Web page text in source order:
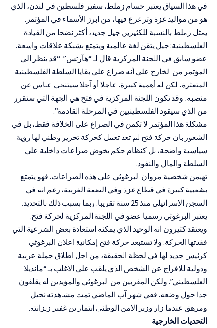
في هذا السياق يعتبر حسام زملط، سفير فلسطين في لندن، الذي
هو من مواليد غزة وترعرع فيها، من ابرز الأسماء في المؤتمر.
يمثل زملط بالنسبة للكثيرين جيل جديد، أكثر نضجا من القيادة
الفلسطينية: جيل يتقن لغة عالمية ويتمتع بشبكة علاقات واسعة.
عضو سابق في اللجنة المركزية قال لـ “هآرتس”: “قد ينظر الى
المؤتمر من الخارج على أنه صراع على بقايا السلطة الفلسطينية
المتعثرة، لكن له أهمية كبيرة. عاجلا أو آجلا سيتنحى عباس عن
منصبه، وقد تكون اللجنة المركزية في فتح هي الجهة التي ستقرر
من الذي سيقود الفلسطينيين في المرحلة القادمة”.
مشكلة هذا المؤتمر لا تكمن في الصراع على الخلافة فقط، بل في
الشعور بان حركة فتح لم تعد تعمل كحركة تحرير وطني لها رؤية
سياسية واضحة، بل كنظام حكم يخوض صراعات داخلية على
السلطة والمال والنفوذ.
تهيمن شخصية مروان البرغوثي على هذه الصراعات. فهو يتمتع
بشعبية كبيرة في قطاع غزة وفي الضفة الغربية، رغم انه في
السجن الإسرائيلي منذ 25 سنة تقريبا. ربما بسبب ذلك بالتحديد.
يعتبر البرغوثي رسميا عضو في اللجنة المركزية لحركة فتح.
ويعتقد كثيرون انه الوحيد الذي يمكنه استعادة بعض الشرعية التي
فقدتها الحركة. ولا تستبعد حركة فتح إمكانية اعلان البرغوثي
كرئيس جديد لها في لحظة الحقيقة، من اجل اطلاق حملة عربية
ودولية للافراج عن الشخص الذي يلقب على الاغلب بـ “مانديلا
الفلسطيني”. ولكن المقربين من البرغوثي والمؤيدين له يقلقون
جدا حول وضعه. ففي شهر آب الماضي تمت مشاهدته نحيل
ومرهق عندما زار وزير الامن الوطني ايتمار بن غفير زنزانته.
التحديات الخارجية